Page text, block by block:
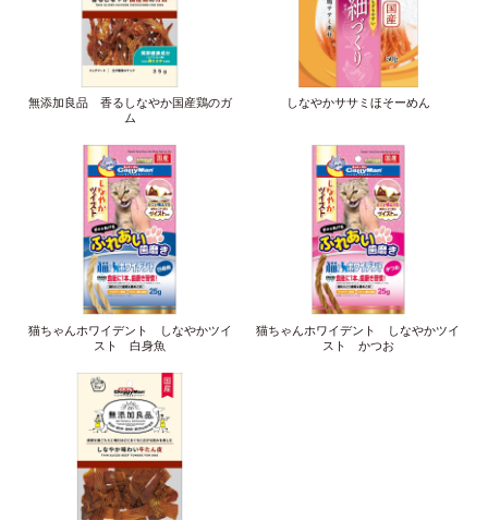
無添加良品 香るしなやか国産鶏のガ
ム
しなやかササミほそーめん
猫ちゃんホワイデント しなやかツイ
スト 白身魚
猫ちゃんホワイデント しなやかツイ
スト かつお